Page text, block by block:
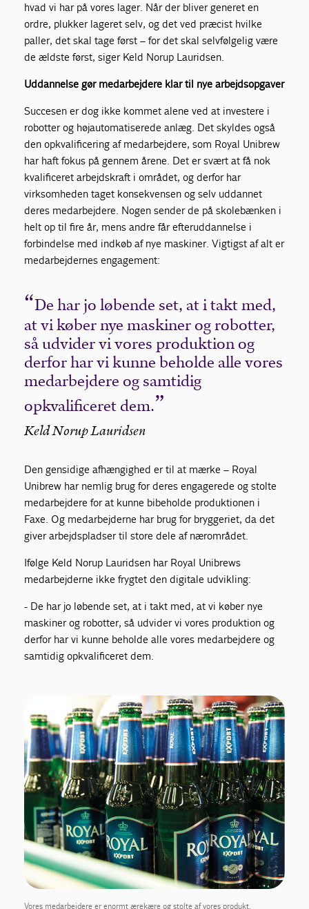
hvad vi har på vores lager. Når der bliver generet en
ordre, plukker lageret selv, og det ved præcist hvilke
paller, det skal tage først – for det skal selvfølgelig være
de ældste først, siger Keld Norup Lauridsen.
Uddannelse gør medarbejdere klar til nye arbejdsopgaver
Succesen er dog ikke kommet alene ved at investere i
robotter og højautomatiserede anlæg. Det skyldes også
den opkvalificering af medarbejdere, som Royal Unibrew
har haft fokus på gennem årene. Det er svært at få nok
kvalificeret arbejdskraft i området, og derfor har
virksomheden taget konsekvensen og selv uddannet
deres medarbejdere. Nogen sender de på skolebænken i
helt op til fire år, mens andre får efteruddannelse i
forbindelse med indkøb af nye maskiner. Vigtigst af alt er
medarbejdernes engagement:
De har jo løbende set, at i takt med,
at vi køber nye maskiner og robotter,
så udvider vi vores produktion og
derfor har vi kunne beholde alle vores
medarbejdere og samtidig
opkvalificeret dem.
Keld Norup Lauridsen
Den gensidige afhængighed er til at mærke – Royal
Unibrew har nemlig brug for deres engagerede og stolte
medarbejdere for at kunne bibeholde produktionen i
Faxe. Og medarbejderne har brug for bryggeriet, da det
giver arbejdspladser til store dele af nærområdet.
Ifølge Keld Norup Lauridsen har Royal Unibrews
medarbejderne ikke frygtet den digitale udvikling:
- De har jo løbende set, at i takt med, at vi køber nye
maskiner og robotter, så udvider vi vores produktion og
derfor har vi kunne beholde alle vores medarbejdere og
samtidig opkvalificeret dem.
Vores medarbejdere er enormt ærekære og stolte af vores produkt.